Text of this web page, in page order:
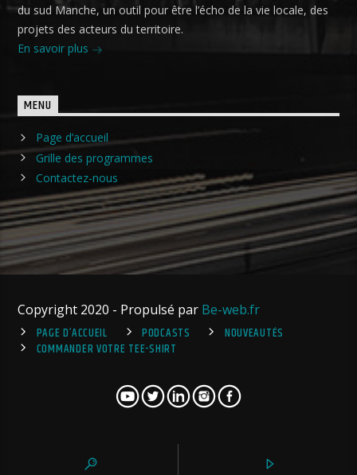
du sud Manche, un outil pour être l’écho de la vie locale, des
projets des acteurs du territoire.
En savoir plus
MENU
Page d’accueil
Grille des programmes
Contactez-nous
Copyright 2020 - Propulsé par Be-web.fr
PAGE D’ACCUEIL
PODCASTS
NOUVEAUTÉS
COMMANDER VOTRE TEE-SHIRT